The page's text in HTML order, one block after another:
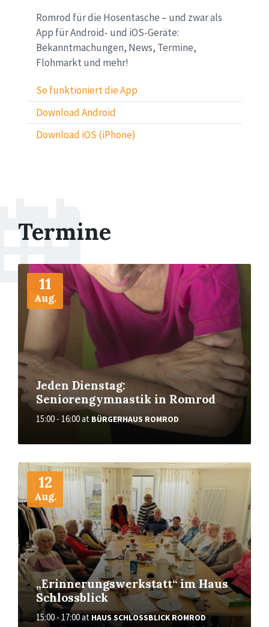
Romrod für die Hosentasche – und zwar als
App für Android- und iOS-Geräte:
Bekanntmachungen, News, Termine,
Flohmarkt und mehr!
So funktioniert die App
Download Android
Download iOS (iPhone)
Termine
11
Aug.
Jeden Dienstag:
Seniorengymnastik in Romrod
15:00 - 16:00at BÜRGERHAUS ROMROD
More
12
Aug.
„Erinnerungswerkstatt“ im Haus
Schlossblick
15:00 - 17:00atHAUS SCHLOSSBLICK ROMROD
More